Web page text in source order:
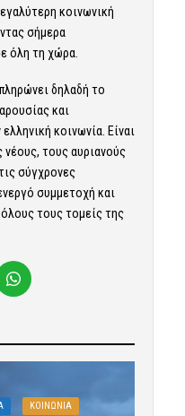
κοινωνική
σήμερα
όλη τη χώρα.
δηλαδή το
και
κοινωνία. Είναι
νέους, τους αυριανούς
σύγχρονες
συμμετοχή και
τους τομείς της
ΚΟΙΝΩΝΙΑ